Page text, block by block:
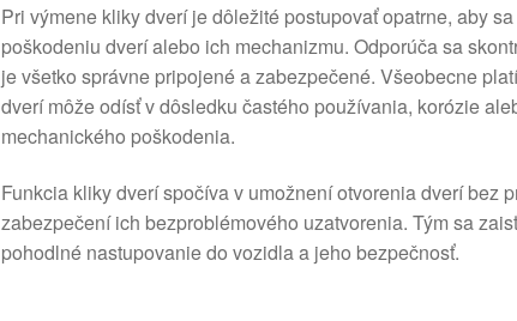
Pri výmene kliky dverí je dôležité postupovať opatrne, aby
poškodeniu dverí alebo ich mechanizmu. Odporúča sa
je všetko správne pripojené a zabezpečené. Všeobecne
dverí môže odísť v dôsledku častého používania, korózie
mechanického poškodenia.
Funkcia kliky dverí spočíva v umožnení otvorenia dverí bez
zabezpečení ich bezproblémového uzatvorenia. Tým sa
pohodlné nastupovanie do vozidla a jeho bezpečnosť.